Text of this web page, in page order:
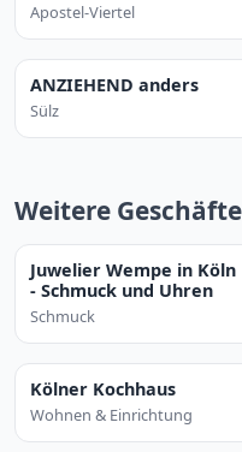
Apostel-Viertel
ANZIEHEND anders
Sülz
Weitere
Juwelier Wempe in Köln
- Schmuck und Uhren
Schmuck
Kölner Kochhaus
Wohnen & Einrichtung